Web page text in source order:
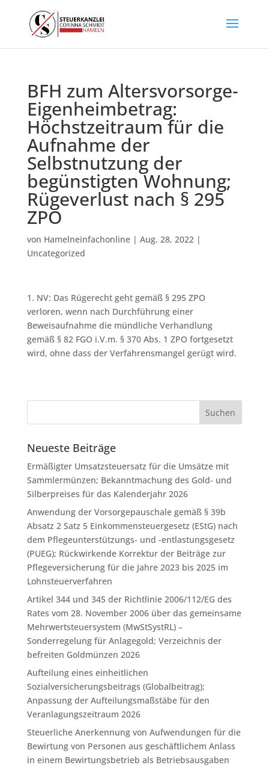
BFH zum Altersvorsorge-
Eigenheimbetrag:
Höchstzeitraum für die
Aufnahme der
Selbstnutzung der
begünstigten Wohnung;
Rügeverlust nach § 295
ZPO
von Hamelneinfachonline| Aug. 28, 2022|
Uncategorized
1. NV: Das Rügerecht geht gemäß § 295 ZPO
verloren, wenn nach Durchführung einer
Beweisaufnahme die mündliche Verhandlung
gemäß § 82 FGO i.V.m. § 370 Abs. 1 ZPO fortgesetzt
wird, ohne dass der Verfahrensmangel gerügt wird.
Neueste Beiträge
Ermäßigter Umsatzsteuersatz für die Umsätze mit
Sammlermünzen; Bekanntmachung des Gold- und
Silberpreises für das Kalenderjahr 2026
Anwendung der Vorsorgepauschale gemäß § 39b
Absatz 2 Satz 5 Einkommensteuergesetz (EStG) nach
dem Pflegeunterstützungs- und -entlastungsgesetz
(PUEG); Rückwirkende Korrektur der Beiträge zur
Pflegeversicherung für die Jahre 2023 bis 2025 im
Lohnsteuerverfahren
Artikel 344 und 345 der Richtlinie 2006/112/EG des
Rates vom 28. November 2006 über das gemeinsame
Mehrwertsteuersystem (MwStSystRL) –
Sonderregelung für Anlagegold; Verzeichnis der
befreiten Goldmünzen 2026
Aufteilung eines einheitlichen
Sozialversicherungsbeitrags (Globalbeitrag);
Anpassung der Aufteilungsmaßstäbe für den
Veranlagungszeitraum 2026
Steuerliche Anerkennung von Aufwendungen für die
Bewirtung von Personen aus geschäftlichem Anlass
in einem Bewirtungsbetrieb als Betriebsausgaben